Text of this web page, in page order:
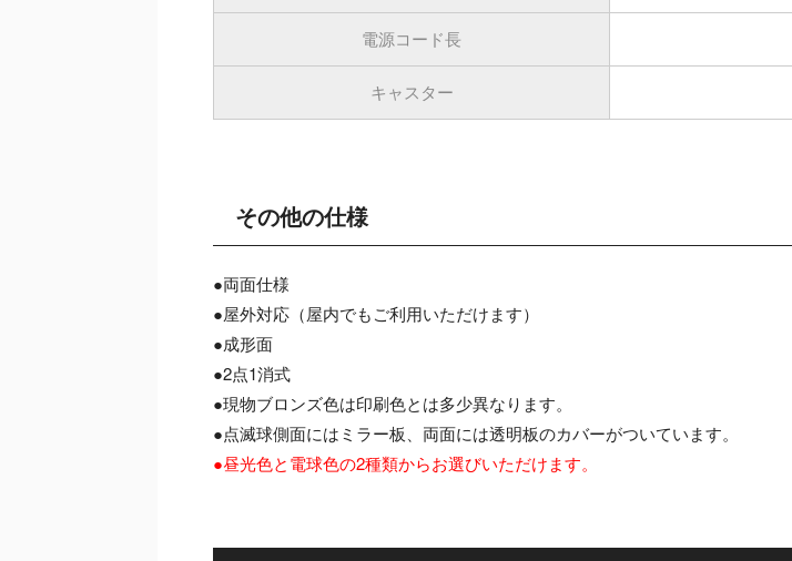
電源コード長
キャスター
その他の仕様
●両面仕様
●屋外対応（屋内でもご利用いただけます）
●成形面
●2点1消式
●現物ブロンズ色は印刷色とは多少異なります。
●点滅球側面にはミラー板、両面には透明板のカバーがついています。
●昼光色と電球色の2種類からお選びいただけます。